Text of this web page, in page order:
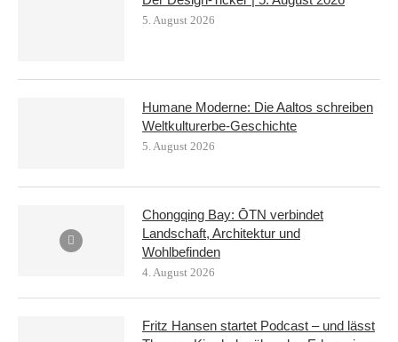
5. August 2026
Humane Moderne: Die Aaltos schreiben
Weltkulturerbe-Geschichte
5. August 2026
Chongqing Bay: ŌTN verbindet
Landschaft, Architektur und
Wohlbefinden
4. August 2026
Fritz Hansen startet Podcast – und lässt